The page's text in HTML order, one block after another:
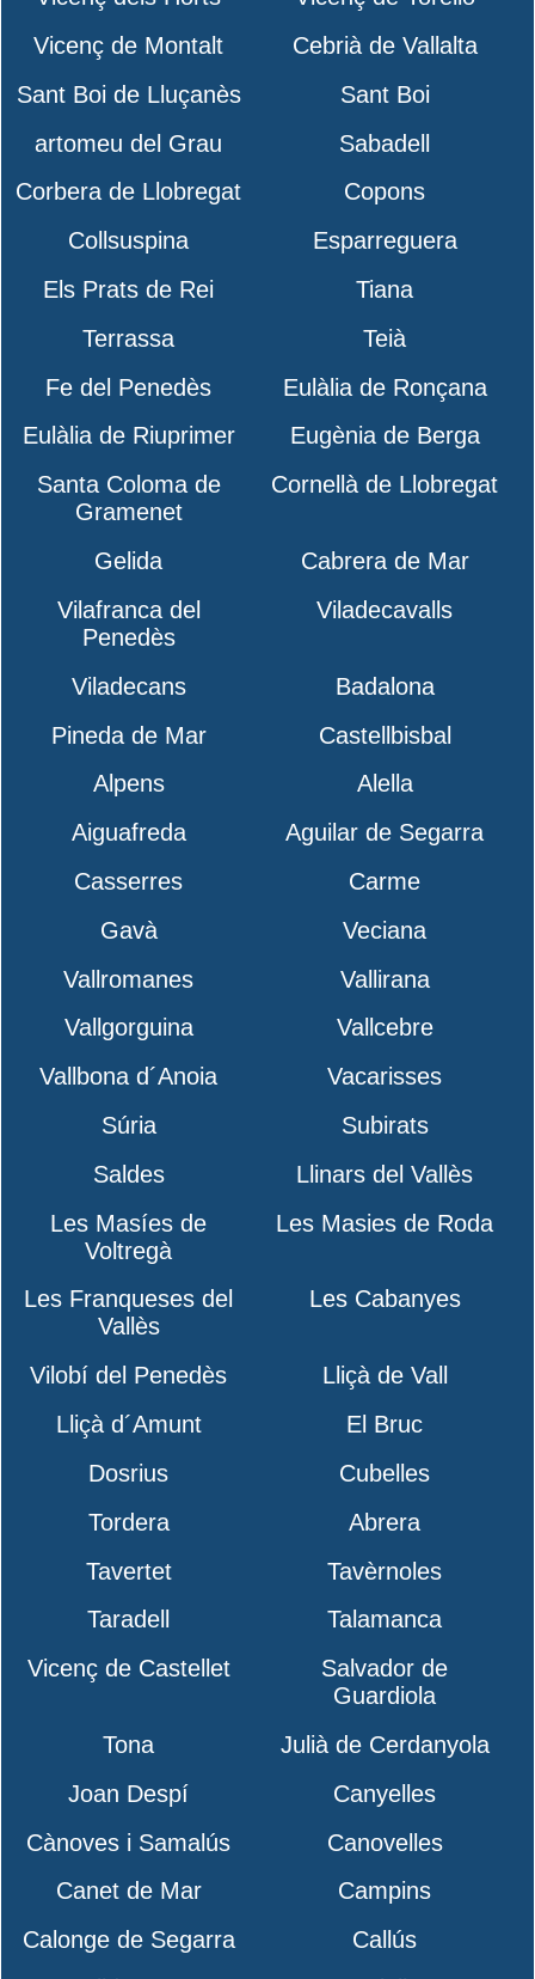
Vicenç de Montalt
Cebrià de Vallalta
Sant Boi de Lluçanès
Sant Boi
artomeu del Grau
Sabadell
Corbera de Llobregat
Copons
Collsuspina
Esparreguera
Els Prats de Rei
Tiana
Terrassa
Teià
Fe del Penedès
Eulàlia de Ronçana
Eulàlia de Riuprimer
Eugènia de Berga
Santa Coloma de
Gramenet
Cornellà de Llobregat
Gelida
Cabrera de Mar
Vilafranca del
Penedès
Viladecavalls
Viladecans
Badalona
Pineda de Mar
Castellbisbal
Alpens
Alella
Aiguafreda
Aguilar de Segarra
Casserres
Carme
Gavà
Veciana
Vallromanes
Vallirana
Vallgorguina
Vallcebre
Vallbona d´Anoia
Vacarisses
Súria
Subirats
Saldes
Llinars del Vallès
Les Masíes de
Voltregà
Les Masies de Roda
Les Franqueses del
Vallès
Les Cabanyes
Vilobí del Penedès
Lliçà de Vall
Lliçà d´Amunt
El Bruc
Dosrius
Cubelles
Tordera
Abrera
Tavertet
Tavèrnoles
Taradell
Talamanca
Vicenç de Castellet
Salvador de
Guardiola
Tona
Julià de Cerdanyola
Joan Despí
Canyelles
Cànoves i Samalús
Canovelles
Canet de Mar
Campins
Calonge de Segarra
Callús